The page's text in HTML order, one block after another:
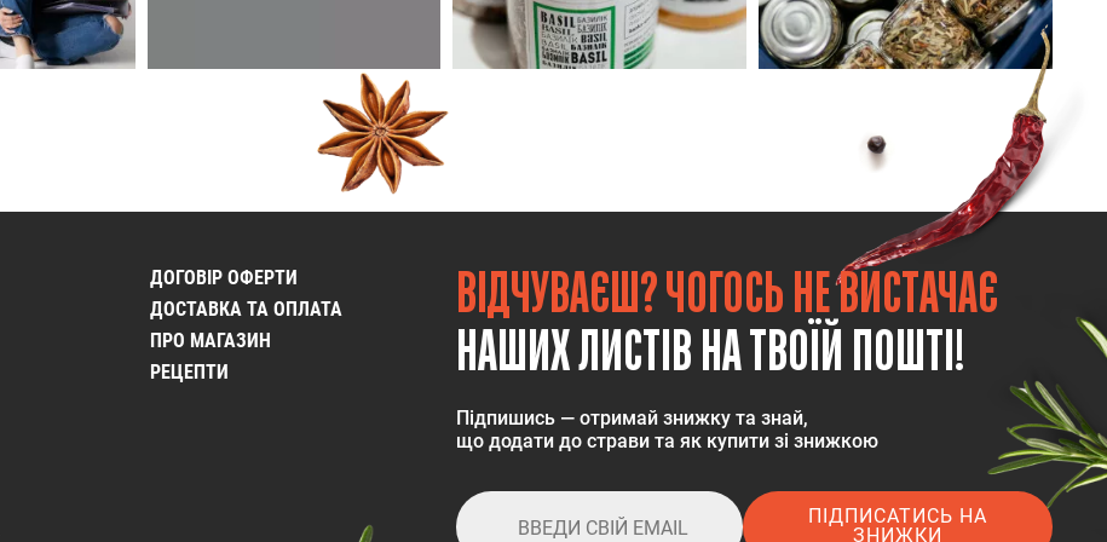
ДОГОВІР ОФЕРТИ
ДОСТАВКА ТА ОПЛАТА
ПРО МАГАЗИН
РЕЦЕПТИ
ВІДЧУВАЄШ? ЧОГОСЬ НЕ ВИСТАЧАЄ
НАШИХ ЛИСТІВ НА ТВОЇЙ ПОШТІ!
Підпишись — отримай знижку та знай,
що додати до страви та як купити зі знижкою
ПІДПИСАТИСЬ НА
ЗНИЖКИ